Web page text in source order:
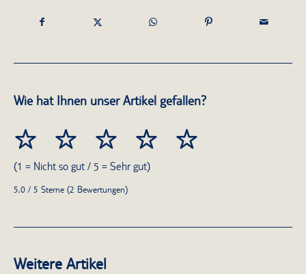
Wie hat Ihnen unser Artikel gefallen?
(1 = Nicht so gut / 5 = Sehr gut)
5,0 / 5 Sterne (2 Bewertungen)
Weitere Artikel